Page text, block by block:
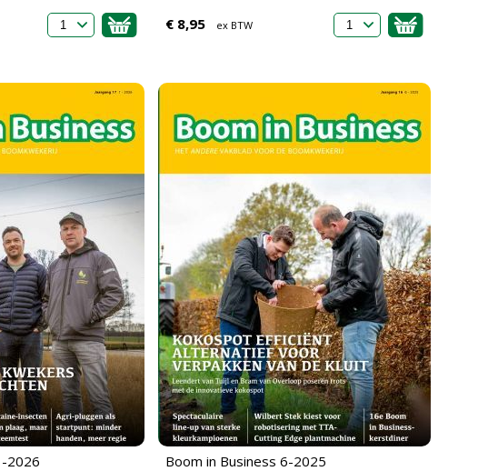
€ 8,95 ex BTW
2026 Boom in Business 6-2025